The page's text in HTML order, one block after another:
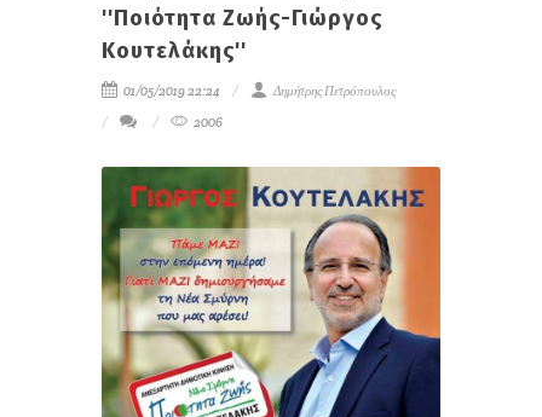
''Ποιότητα Ζωής-Γιώργος
Κουτελάκης''
01/05/2019 22:24
Δημήτρης Πετρόπουλος
2006